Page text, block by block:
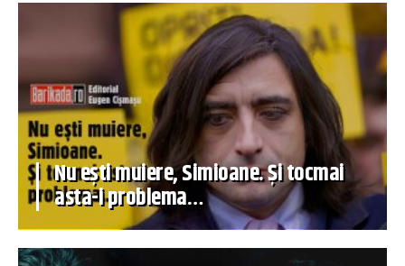
Nu ești muiere, Simioane. Și tocmai
asta-i problema…